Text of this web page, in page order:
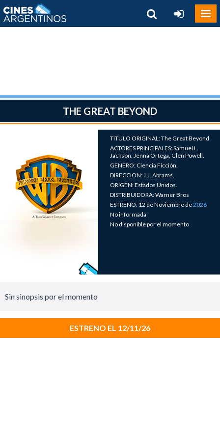
THE GREAT BEYOND
TITULO ORIGINAL: The Great Beyond
ACTORES PRINCIPALES: Samuel L.
Jackson, Jenna Ortega, Glen Powell.
GENERO: Ciencia Ficción.
DIRECCION: J.J. Abrams.
ORIGEN: Estados Unidos.
DISTRIBUIDORA: Warner Bros
ESTRENO: 12 de Noviembre de2026
No informada
No disponible por el momento
Sin sinopsis por el momento
ESTRENO EL 12/11/26